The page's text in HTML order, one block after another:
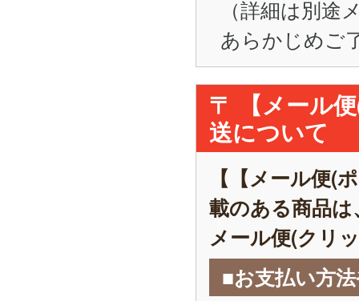
（詳細は別
あらかじめご
〒 【メール
送について
【【メール便(
載のある商品
メール便(クリ
■お支払い方